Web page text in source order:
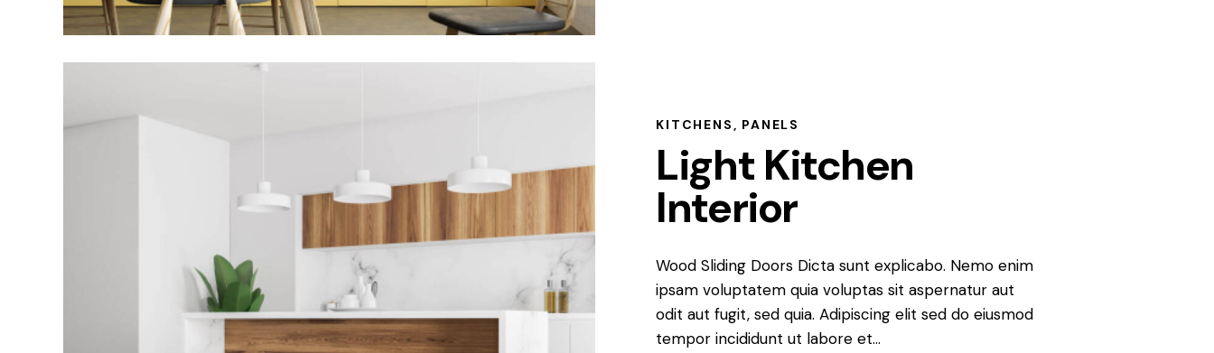
KITCHENS , PANELS
Light Kitchen
Interior
Wood Sliding Doors Dicta sunt explicabo. Nemo enim
ipsam voluptatem quia voluptas sit aspernatur aut
odit aut fugit, sed quia. Adipiscing elit sed do eiusmod
tempor incididunt ut labore et…